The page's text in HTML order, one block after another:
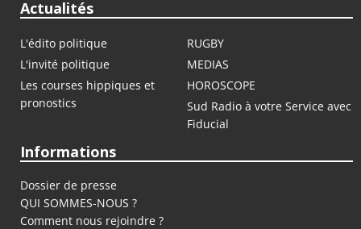
Actualités
L'édito politique
RUGBY
L'invité politique
MEDIAS
Les courses hippiques et
pronostics
HOROSCOPE
Sud Radio à votre Service avec
Fiducial
Informations
Dossier de presse
QUI SOMMES-NOUS ?
Comment nous rejoindre ?